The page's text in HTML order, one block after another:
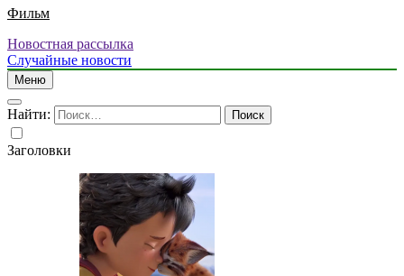
Фильм
Новостная рассылка
Случайные новости
Меню
Найти:
Заголовки